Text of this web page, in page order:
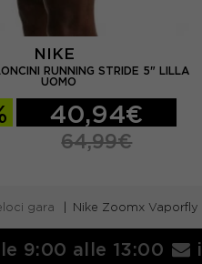
NIKE
RUNNING STRIDE 5" LILLA
UOMO
40,94€
64,99€
gara Nike Zoomx Vaporfly
9:00 alle 13:00